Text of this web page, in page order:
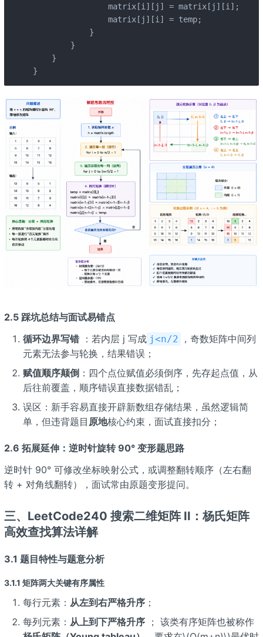
                matrix[i][j] = matrix[j][i];
                matrix[j][i] = temp;
            }
        }
    }
}
2.5 踩坑总结与面试易错点
循环边界写错：若内层 j 写成 j<n/2
，奇数矩阵中间列
元素无法参与轮换，结果错误；
赋值顺序颠倒：四个点位赋值必须倒序，先存起点值，从
后往前覆盖，顺序错误直接数据错乱；
误区：新手容易直接开辟新数组存储结果，虽然逻辑简
单，但违背题目 原地核心约束，面试直接扣分；
2.6 拓展延伸：逆时针旋转 90° 变形题思路
逆时针 90° 可修改坐标映射公式，或调整翻转顺序（左右翻
转 + 对角线翻转），面试常由原题变形提问。
三、LeetCode240 搜索二维矩阵 II：杨氏矩阵
高效查找算法详解
3.1 题目特性与题意分析
3.1.1 矩阵两大关键有序属性
每行元素： 从左到右严格升序；
每列元素： 从上到下严格升序； 该类有序矩阵也被称作